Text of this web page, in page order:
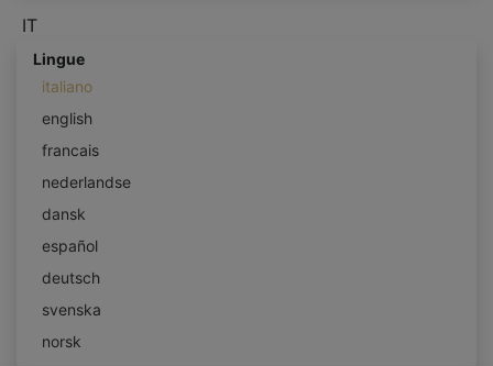
IT
Lingue
italiano
english
francais
nederlandse
dansk
español
deutsch
svenska
norsk